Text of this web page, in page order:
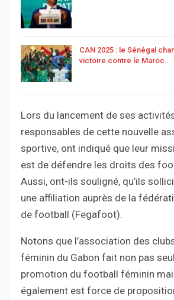
CAN 2025 : le Sénégal
victoire contre le Maroc…
Lors du lancement de ses
responsables de cette nouvelle
sportive, ont indiqué que leur
est de défendre les droits des
Aussi, ont-ils souligné, qu’ils
une affiliation auprès de la
de football (Fegafoot).
Notons que l’association des
féminin du Gabon fait non pas
promotion du football féminin
également est force de